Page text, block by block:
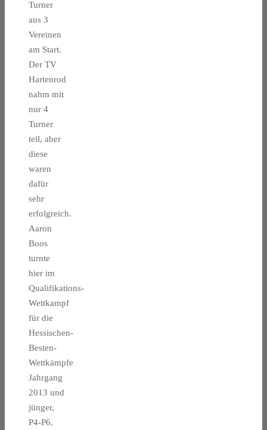
Turner
aus 3
Vereinen
am Start.
Der TV
Hartenrod
nahm mit
nur 4
Turner
teil, aber
diese
waren
dafür
sehr
erfolgreich.
Aaron
Boos
turnte
hier im
Qualifikations-
Wettkampf
für die
Hessischen-
Besten-
Wettkämpfe
Jahrgang
2013 und
jünger,
P4-P6.